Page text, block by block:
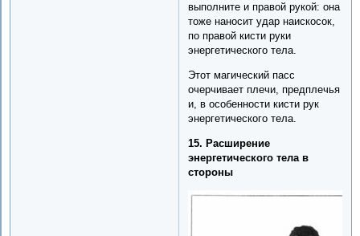
выполните и правой рукой: она
тоже наносит удар наискосок,
по правой кисти руки
энергетического тела.
Этот магический пасс
очерчивает плечи, предплечья
и, в особенности кисти рук
энергетического тела.
15. Расширение
энергетического тела в
стороны